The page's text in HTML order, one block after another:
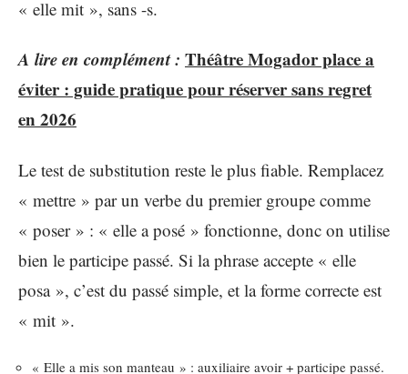
« elle mit », sans -s.
A lire en complément : Théâtre Mogador place a
éviter : guide pratique pour réserver sans regret
en 2026
Le test de substitution reste le plus fiable. Remplacez
« mettre » par un verbe du premier groupe comme
« poser » : « elle a posé » fonctionne, donc on utilise
bien le participe passé. Si la phrase accepte « elle
posa », c’est du passé simple, et la forme correcte est
« mit ».
« Elle a mis son manteau » : auxiliaire avoir + participe passé.